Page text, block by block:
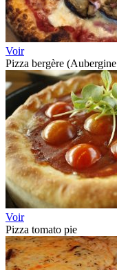
Voir
Pizza bergère (Aubergine
Voir
Pizza tomato pie